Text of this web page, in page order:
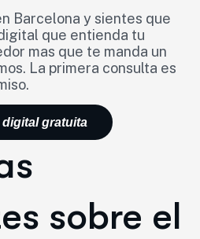
Barcelona y sientes que
que entienda tu
mas que te manda un
La primera consulta es
gratuita
sobre el